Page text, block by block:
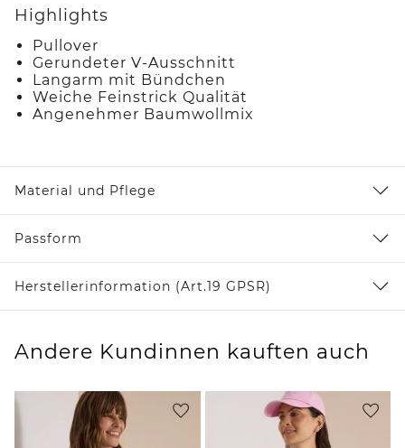
Highlights
Pullover
Gerundeter V-Ausschnitt
Langarm mit Bündchen
Weiche Feinstrick Qualität
Angenehmer Baumwollmix
Material und Pflege
Passform
Herstellerinformation (Art.19 GPSR)
Andere Kundinnen kauften auch